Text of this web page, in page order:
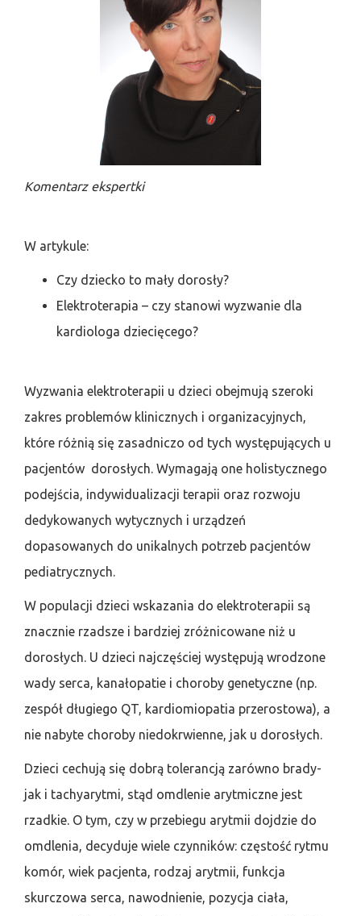
Komentarz ekspertki
W artykule:
Czy dziecko to mały dorosły?
Elektroterapia – czy stanowi wyzwanie dla
kardiologa dziecięcego?
Wyzwania elektroterapii u dzieci obejmują szeroki
zakres problemów klinicznych i organizacyjnych,
które różnią się zasadniczo od tych występujących u
pacjentów dorosłych. Wymagają one holistycznego
podejścia, indywidualizacji terapii oraz rozwoju
dedykowanych wytycznych i urządzeń
dopasowanych do unikalnych potrzeb pacjentów
pediatrycznych.
W populacji dzieci wskazania do elektroterapii są
znacznie rzadsze i bardziej zróżnicowane niż u
dorosłych. U dzieci najczęściej występują wrodzone
wady serca, kanałopatie i choroby genetyczne (np.
zespół długiego QT, kardiomiopatia przerostowa), a
nie nabyte choroby niedokrwienne, jak u dorosłych.
Dzieci cechują się dobrą tolerancją zarówno brady-
jak i tachyarytmi, stąd omdlenie arytmiczne jest
rzadkie. O tym, czy w przebiegu arytmii dojdzie do
omdlenia, decyduje wiele czynników: częstość rytmu
komór, wiek pacjenta, rodzaj arytmii, funkcja
skurczowa serca, nawodnienie, pozycja ciała,